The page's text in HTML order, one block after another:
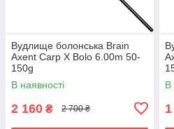
Вудлище болонська Brain
Axent Carp X Bolo 6.00m 50-
150g
В наявності
2 160 ₴ 2 700 ₴
В